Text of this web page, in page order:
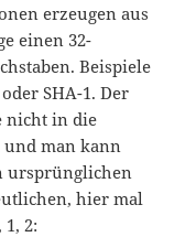
erzeugen aus
einen 32-
Beispiele
SHA-1. Der
nicht in die
man kann
ursprünglichen
hier mal
2: